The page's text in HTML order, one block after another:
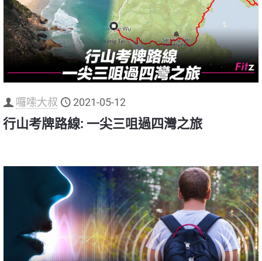
囉嗦大叔 2021-05-12
行山考牌路線: 一尖三咀過四灣之旅